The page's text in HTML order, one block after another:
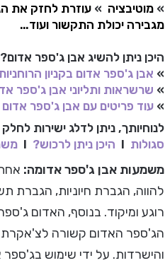
» מוטיבציה » עוזרת לחזק את
מגבירה יכולת התקשור ועוד…
היכן ניתן להשיג אבן ג'ספר אדום?
» אבן ג'ספר אדום בקניון
» שרשראות ותליוני אבן ג'ספר
» עוד פריטים עם אבן ג'ספר אדום
לנוחיותך, ניתן לדלג ישירות
סגולות
היכן ניתן לרכוש?
משמעות אבן ג'ספר אדומה:
להווה, הגברת חיוניות, הגברת
רוגע ומיקוד. בנוסף, האדום
הג'ספר האדום קשורה לצ'אקרת
והישרדות. על ידי שימוש